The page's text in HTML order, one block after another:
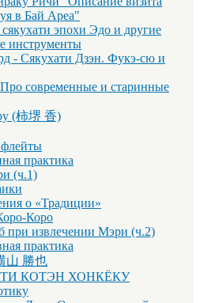
в Бай Ареа"
сякухати эпохи Эдо и другие
инструменты
- Сякухати Дзэн. Фукэ-сю и
современные и старинные
(柿堺 香)
практика
(ч.1)
о «Традиции»
Коро
при извлечении Мэри (ч.2)
практика
山 勝也
КОТЭН ХОНКЁКУ